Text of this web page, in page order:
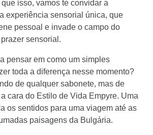
isso, vamos te convidar a
experiência sensorial única, que
pessoal e invade o campo do
sensorial.
pensar em como um simples
toda a diferença nesse momento?
de qualquer sabonete, mas de
cara do Estilo de Vida Empyre. Uma
os sentidos para uma viagem até as
paisagens da Bulgária.